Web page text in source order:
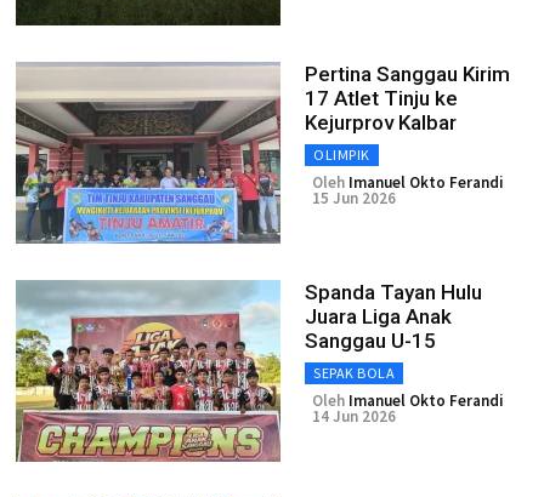
Pertina Sanggau Kirim
17 Atlet Tinju ke
Kejurprov Kalbar
OLIMPIK
Oleh Imanuel Okto Ferandi
15 Jun 2026
Spanda Tayan Hulu
Juara Liga Anak
Sanggau U-15
SEPAK BOLA
Oleh Imanuel Okto Ferandi
14 Jun 2026